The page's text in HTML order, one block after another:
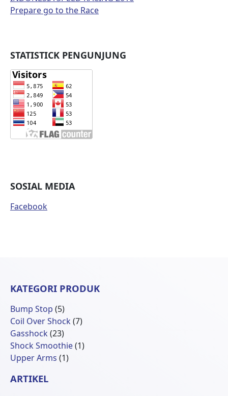
Prepare go to the Race
STATISTICK PENGUNJUNG
SOSIAL MEDIA
Facebook
KATEGORI PRODUK
Bump Stop 55
Produk
Coil Over Shock 77
Gasshock 2323
Produk
Shock Smoothie 11
Upper Arms 11
ARTIKEL